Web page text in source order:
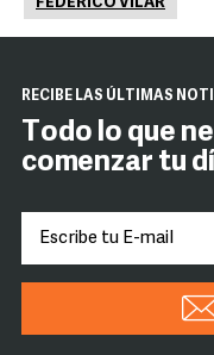
FEDERICO VILAR
RECIBE LAS ÚLTIMAS
Todo lo que
comenzar tu